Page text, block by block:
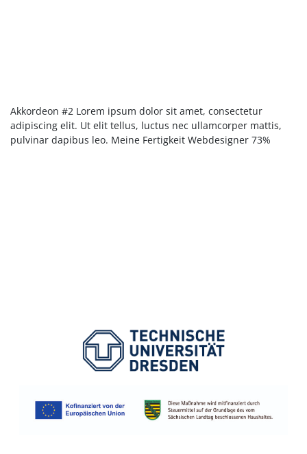
Akkordeon #2 Lorem ipsum dolor sit amet, consectetur
adipiscing elit. Ut elit tellus, luctus nec ullamcorper mattis,
pulvinar dapibus leo. Meine Fertigkeit Webdesigner 73%